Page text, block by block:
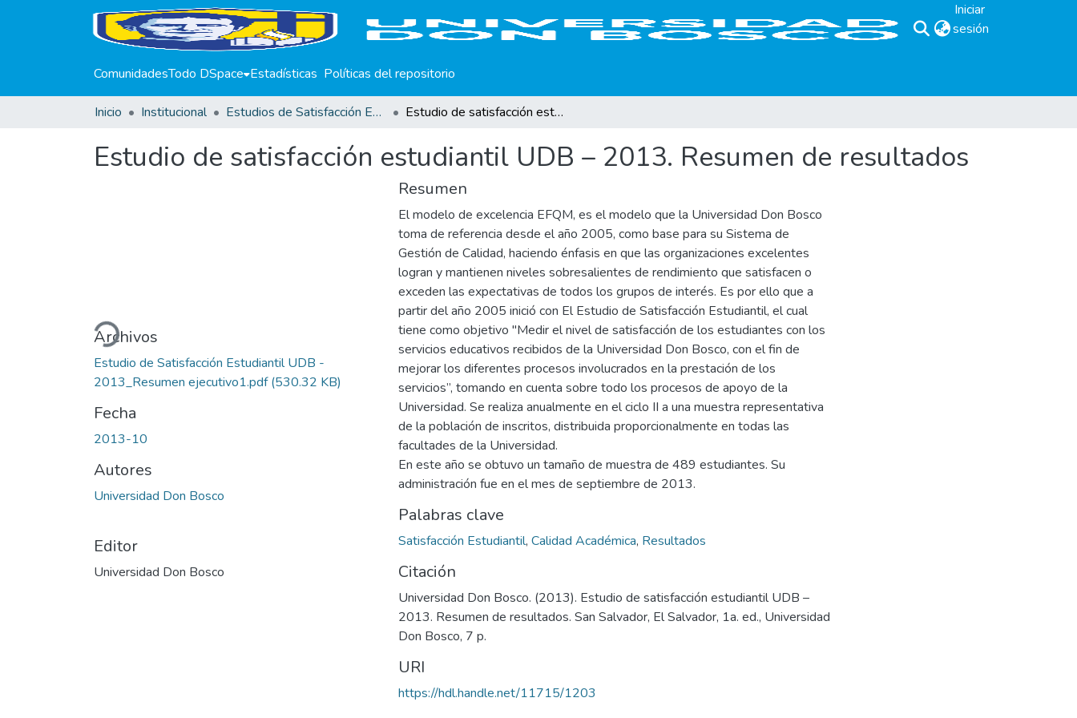
Iniciar
sesión
ComunidadesTodo DSpace Estadísticas Políticas del repositorio
Inicio Institucional Estudios de Satisfacción Estudiantil Estudio de satisfacción estudiantil UDB – 2013. Resumen de resultados
Estudio de satisfacción estudiantil UDB – 2013. Resumen de resultados
Cargando...
Archivos
Estudio de Satisfacción Estudiantil UDB -
2013_Resumen ejecutivo1.pdf(530.32 KB)
Fecha
2013-10
Autores
Universidad Don Bosco
Editor
Universidad Don Bosco
Resumen
El modelo de excelencia EFQM, es el modelo que la Universidad Don Bosco
toma de referencia desde el año 2005, como base para su Sistema de
Gestión de Calidad, haciendo énfasis en que las organizaciones excelentes
logran y mantienen niveles sobresalientes de rendimiento que satisfacen o
exceden las expectativas de todos los grupos de interés. Es por ello que a
partir del año 2005 inició con El Estudio de Satisfacción Estudiantil, el cual
tiene como objetivo "Medir el nivel de satisfacción de los estudiantes con los
servicios educativos recibidos de la Universidad Don Bosco, con el fin de
mejorar los diferentes procesos involucrados en la prestación de los
servicios”, tomando en cuenta sobre todo los procesos de apoyo de la
Universidad. Se realiza anualmente en el ciclo II a una muestra representativa
de la población de inscritos, distribuida proporcionalmente en todas las
facultades de la Universidad.
En este año se obtuvo un tamaño de muestra de 489 estudiantes. Su
administración fue en el mes de septiembre de 2013.
Palabras clave
Satisfacción Estudiantil, Calidad Académica, Resultados
Citación
Universidad Don Bosco. (2013). Estudio de satisfacción estudiantil UDB –
2013. Resumen de resultados. San Salvador, El Salvador, 1a. ed., Universidad
Don Bosco, 7 p.
URI
https://hdl.handle.net/11715/1203